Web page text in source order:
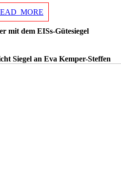
mit dem EISs-Gütesiegel
Siegel an Eva Kemper-Steffen